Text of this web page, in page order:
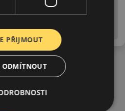
štítku jsou pouze
platné (předchozí) legislativy.
PŘIJMOUT
ODMÍTNOUT